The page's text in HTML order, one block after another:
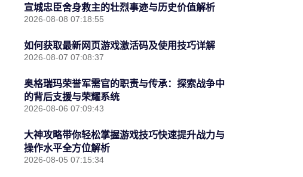
宣城忠臣舍身救主的壮烈事迹与历史价值解析
2026-08-08 07:18:55
如何获取最新网页游戏激活码及使用技巧详解
2026-08-07 07:08:37
奥格瑞玛荣誉军需官的职责与传承：探索战争中
的背后支援与荣耀系统
2026-08-06 07:09:43
大神攻略带你轻松掌握游戏技巧快速提升战力与
操作水平全方位解析
2026-08-05 07:15:34